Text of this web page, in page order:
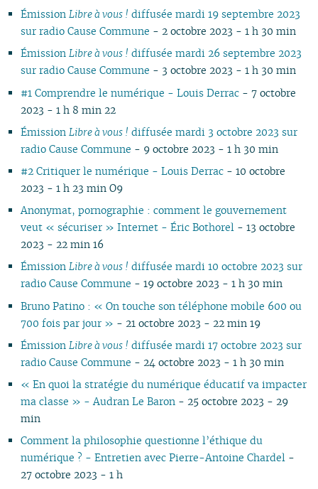
04
03
02
01
08
07
06
05
03
02
01
08
07
06
05
03
02
01
09
08
07
06
04
02
01
09
08
07
06
04
02
01
09
08
07
06
04
02
01
09
08
07
06
04
02
01
09
08
07
06
04
02
01
09
08
07
06
04
02
10
09
08
07
05
04
03
02
10
09
08
07
04
03
02
09
08
04
02
09
08
07
06
03
10
09
08
07
05
03
10
09
08
07
05
03
02
01
10
06
01
Émission Libre à vous ! diffusée mardi 19 septembre 2023
sur radio Cause Commune - 2 octobre 2023 - 1 h 30 min
Émission Libre à vous ! diffusée mardi 26 septembre 2023
sur radio Cause Commune - 3 octobre 2023 - 1 h 30 min
#1 Comprendre le numérique - Louis Derrac- 7 octobre
2023 - 1 h 8 min 22
Émission Libre à vous ! diffusée mardi 3 octobre 2023 sur
radio Cause Commune - 9 octobre 2023 - 1 h 30 min
#2 Critiquer le numérique - Louis Derrac- 10 octobre
2023 - 1 h 23 min O9
Anonymat, pornographie : comment le gouvernement
veut « sécuriser » Internet - Éric Bothorel- 13 octobre
2023 - 22 min 16
Émission Libre à vous ! diffusée mardi 10 octobre 2023 sur
radio Cause Commune - 19 octobre 2023 - 1 h 30 min
Bruno Patino : « On touche son téléphone mobile 600 ou
700 fois par jour » - 21 octobre 2023 - 22 min 19
Émission Libre à vous ! diffusée mardi 17 octobre 2023 sur
radio Cause Commune - 24 octobre 2023 - 1 h 30 min
« En quoi la stratégie du numérique éducatif va impacter
ma classe » - Audran Le Baron- 25 octobre 2023 - 29
min
Comment la philosophie questionne l’éthique du
numérique ? - Entretien avec Pierre-Antoine Chardel-
27 octobre 2023 - 1 h